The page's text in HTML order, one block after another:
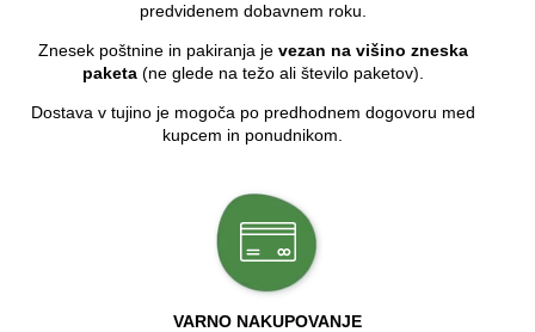
predvidenem dobavnem roku.
Znesek poštnine in pakiranja je vezan na višino zneska
paketa(ne glede na težo ali število paketov).
Dostava v tujino je mogoča po predhodnem dogovoru med
kupcem in ponudnikom.
VARNO NAKUPOVANJE